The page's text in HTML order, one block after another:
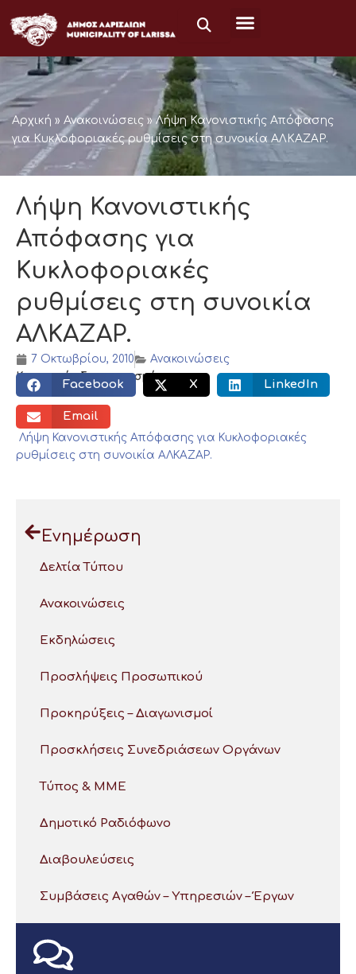
στο
περιεχόμενο
Αρχική » Ανακοινώσεις » Λήψη Κανονιστικής Απόφασης
για Κυκλοφοριακές ρυθμίσεις στη συνοικία ΑΛΚΑΖΑΡ.
Λήψη Κανονιστικής
Απόφασης για
Κυκλοφοριακές
ρυθμίσεις στη συνοικία
ΑΛΚΑΖΑΡ.
7 Οκτωβρίου, 2010
Ανακοινώσεις
Κοινωνικός διαμοιρασμός:
Facebook X LinkedIn
Email
Λήψη Κανονιστικής Απόφασης για Κυκλοφοριακές
ρυθμίσεις στη συνοικία ΑΛΚΑΖΑΡ.
Ενημέρωση
Δελτία Τύπου
Ανακοινώσεις
Εκδηλώσεις
Προσλήψεις Προσωπικού
Προκηρύξεις – Διαγωνισμοί
Προσκλήσεις Συνεδριάσεων Οργάνων
Τύπος & ΜΜΕ
Δημοτικό Ραδιόφωνο
Διαβουλεύσεις
Συμβάσεις Αγαθών – Υπηρεσιών – Έργων